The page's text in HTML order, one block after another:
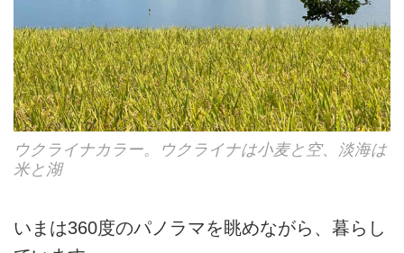
ウクライナカラー。ウクライナは小麦と空、淡海は
米と湖
いまは360度のパノラマを眺めながら、暮らし